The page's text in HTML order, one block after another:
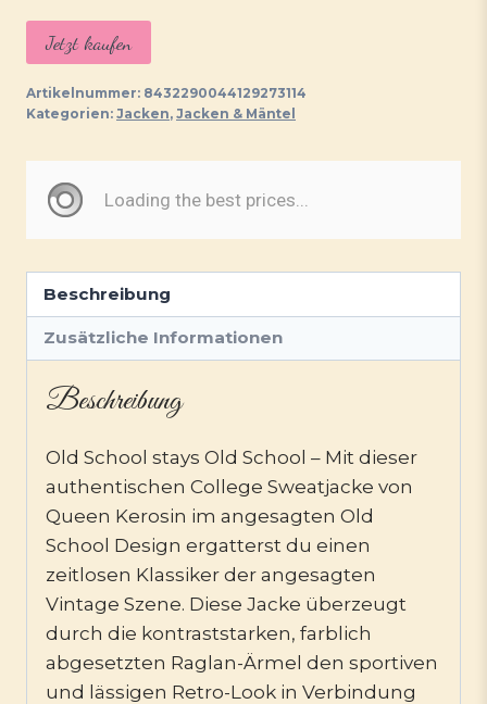
Preis
war:
79,99 € 64,99 €.
Jetzt kaufen
Artikelnummer: 8432290044129273114
Kategorien: Jacken, Jacken & Mäntel
Beschreibung
Zusätzliche Informationen
Beschreibung
Old School stays Old School – Mit dieser
authentischen College Sweatjacke von
Queen Kerosin im angesagten Old
School Design ergatterst du einen
zeitlosen Klassiker der angesagten
Vintage Szene. Diese Jacke überzeugt
durch die kontraststarken, farblich
abgesetzten Raglan-Ärmel den sportiven
und lässigen Retro-Look in Verbindung